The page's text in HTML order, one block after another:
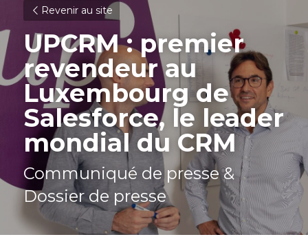
Revenir au site
UPCRM : premier
revendeur au
Luxembourg de
Salesforce, le leader
mondial du CRM
Communiqué de presse &
Dossier de presse